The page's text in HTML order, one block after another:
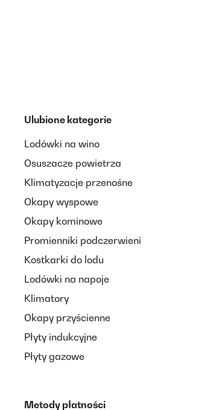
Ulubione kategorie
Lodówki na wino
Osuszacze powietrza
Klimatyzacje przenośne
Okapy wyspowe
Okapy kominowe
Promienniki podczerwieni
Kostkarki do lodu
Lodówki na napoje
Klimatory
Okapy przyścienne
Płyty indukcyjne
Płyty gazowe
Metody płatności